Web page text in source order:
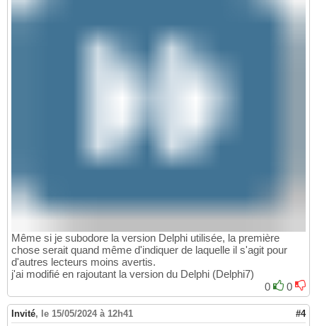
Même si je subodore la version Delphi utilisée, la première
chose serait quand même d'indiquer de laquelle il s'agit pour
d'autres lecteurs moins avertis.
j'ai modifié en rajoutant la version du Delphi (Delphi7)
0
0
Invité, le 15/05/2024 à 12h41 #4